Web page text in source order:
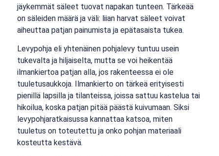
jäykemmät säleet tuovat napakan tunteen. Tärkeää
on säleiden määrä ja väli: liian harvat säleet voivat
aiheuttaa patjan painumista ja epätasaista tukea.
Levypohja eli yhtenäinen pohjalevy tuntuu usein
tukevalta ja hiljaiselta, mutta se voi heikentää
ilmankiertoa patjan alla, jos rakenteessa ei ole
tuuletusaukkoja. Ilmankierto on tärkeä erityisesti
pienillä lapsilla ja tilanteissa, joissa sattuu kastelua tai
hikoilua, koska patjan pitää päästä kuivumaan. Siksi
levypohjaratkaisussa kannattaa katsoa, miten
tuuletus on toteutettu ja onko pohjan materiaali
kosteutta kestävä.